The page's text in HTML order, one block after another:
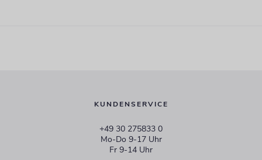
KUNDENSERVICE
+49 30 275833 0
Mo-Do 9-17 Uhr
Fr 9-14 Uhr